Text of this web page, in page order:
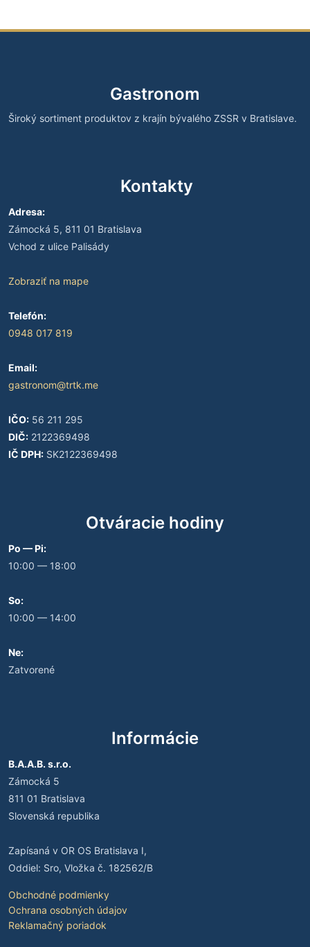
Gastronom
Široký sortiment produktov z krajín bývalého ZSSR v Bratislave.
Kontakty
Adresa:
Zámocká 5, 811 01 Bratislava
Vchod z ulice Palisády
Zobraziť na mape
Telefón:
0948 017 819
Email:
gastronom@trtk.me
IČO: 56 211 295
DIČ: 2122369498
IČ DPH: SK2122369498
Otváracie hodiny
Po — Pi:
10:00 — 18:00
So:
10:00 — 14:00
Ne:
Zatvorené
Informácie
B.A.A.B. s.r.o.
Zámocká 5
811 01 Bratislava
Slovenská republika
Zapísaná v OR OS Bratislava I,
Oddiel: Sro, Vložka č. 182562/B
Obchodné podmienky
Ochrana osobných údajov
Reklamačný poriadok